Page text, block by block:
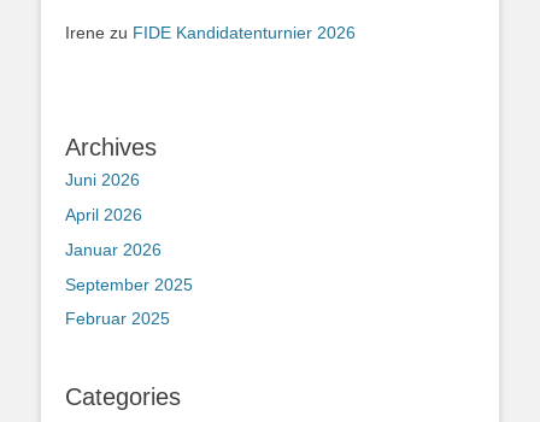
Irene zu FIDE Kandidatenturnier 2026
Archives
Juni 2026
April 2026
Januar 2026
September 2025
Februar 2025
Categories